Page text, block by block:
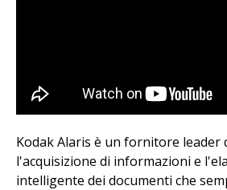
Kodak Alaris è un fornitore leader
l'acquisizione di informazioni e
intelligente dei documenti che